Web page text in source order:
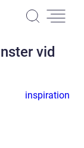
vid
inspiration